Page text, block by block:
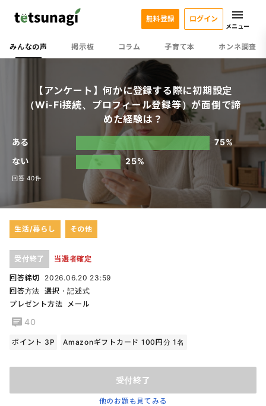
みんなの声 掲示板 コラム 子育て本 ホンネ調査
無料登録 ログイン
メニュー
【アンケート】何かに登録する際に初期設定
（Wi-Fi接続、プロフィール登録等）が面倒で諦
めた経験は？
ある
75%
ない
25%
回答 40件
生活/暮らし その他
受付終了 当選者確定
回答締切
2026.06.20 23:59
回答方法 選択・記述式
プレゼント方法
メール
40
ポイント 3P Amazonギフトカード 100円分 1名
受付終了
他のお題も見てみる